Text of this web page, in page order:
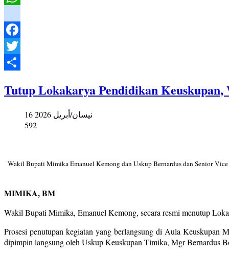
instagram
Facebook
Twitter
Tutup Lokakarya Pendidikan
16 نيسان/أبريل 2026
592
Wakil Bupati Mimika Emanuel Kemong dan Uskup Bernardus dan Senior
MIMIKA, BM
Wakil Bupati Mimika, Emanuel Kemong, secara resmi menutup
Prosesi penutupan kegiatan yang berlangsung di Aula Keuskupan
dipimpin langsung oleh Uskup Keuskupan Timika, Mgr Bernardus